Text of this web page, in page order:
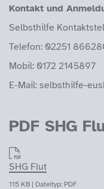
Kontakt und
Selbsthilfe
Telefon: 02251
Mobil: 0172 2145897
E-Mail: selbsthilfe-
PDF SHG
SHG Flut
115 KB | Dateityp: PDF